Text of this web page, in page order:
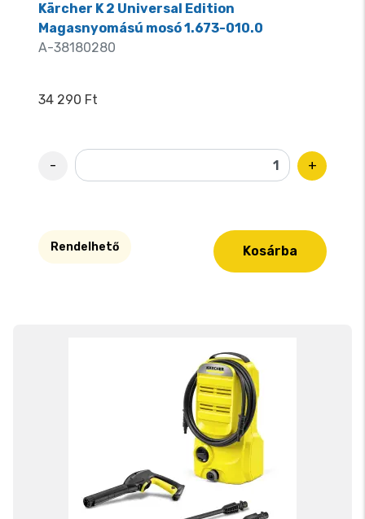
Kärcher K 2 Universal Edition
Magasnyomású mosó 1.673-010.0
A-38180280
34 290 Ft
- +
Rendelhető Kosárba